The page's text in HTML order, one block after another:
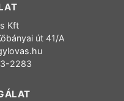
Kft
út 41/A
2283